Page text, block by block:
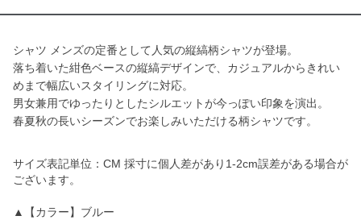
シャツ メンズの定番として人気の縦縞柄シャツが登場。
落ち着いた紺色ベースの縦縞デザインで、カジュアルからきれい
めまで幅広いスタイリングに対応。
男女兼用でゆったりとしたシルエットが今っぽい印象を演出。
春夏秋の長いシーズンでお楽しみいただける柄シャツです。
サイズ表記単位：CM 採寸に個人差があり1-2cm誤差がある場合が
ございます。
▲【カラー】ブルー